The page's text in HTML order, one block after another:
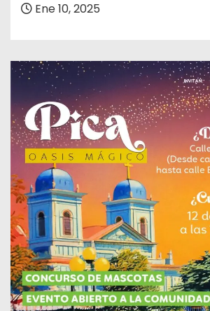
Ene 10, 2025